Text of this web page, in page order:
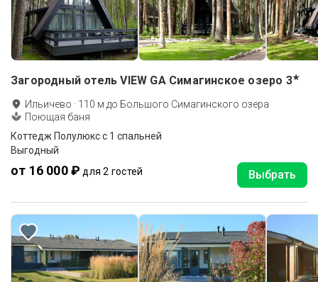
Загородный отель VIEW GA Симагинское озеро 3★
Ильичево · 110 м до Большого Симагинского озера
Поющая баня
Коттедж Полулюкс с 1 спальней
Выгодный
от 16 000 ₽ для 2 гостей Выбрать